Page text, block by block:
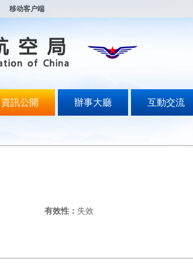
移动客户端
資訊公開 辦事大廳 互動交流
有效性： 失效